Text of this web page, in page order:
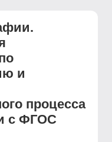
и
процесса
с ФГОС